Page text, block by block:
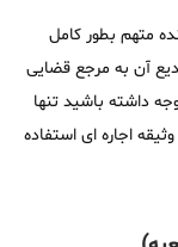
متهم بطور کامل
آن به مرجع قضایی
داشته باشید تنها
اجاره ای استفاده